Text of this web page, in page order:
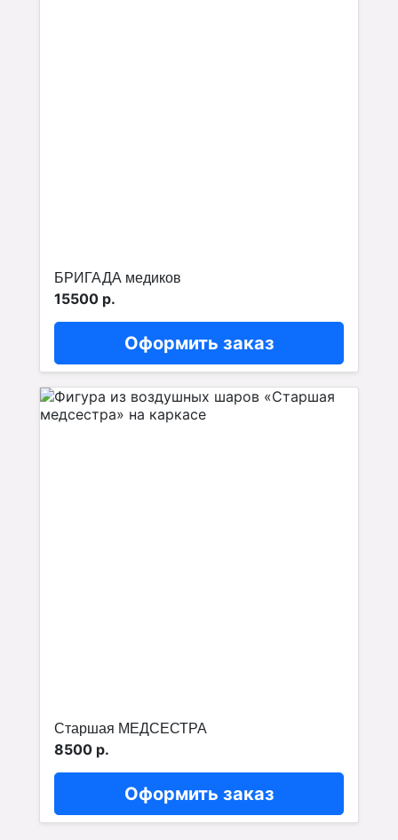
БРИГАДА медиков
15500 р.
Оформить заказ
Старшая МЕДСЕСТРА
8500 р.
Оформить заказ